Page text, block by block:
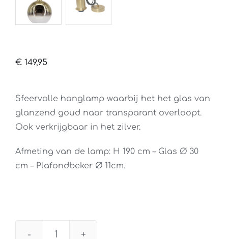
€ 149,95
Sfeervolle hanglamp waarbij het het glas van
glanzend goud naar transparant overloopt.
Ook verkrijgbaar in het zilver.
Afmeting van de lamp: H 190 cm – Glas Ø 30
cm – Plafondbeker Ø 11cm.